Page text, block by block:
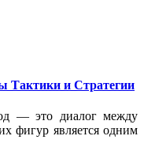
Тактики и Стратегии
— это диалог между
фигур является одним